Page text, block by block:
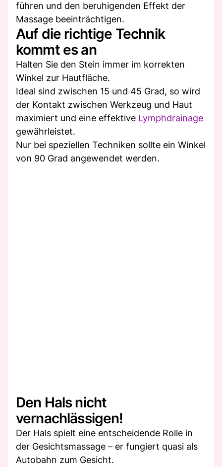
führen und den beruhigenden Effekt der
Massage beeinträchtigen.
Auf die richtige Technik
kommt es an
Halten Sie den Stein immer im korrekten
Winkel zur Hautfläche.
Ideal sind zwischen 15 und 45 Grad, so wird
der Kontakt zwischen Werkzeug und Haut
maximiert und eine effektive Lymphdrainage
gewährleistet.
Nur bei speziellen Techniken sollte ein Winkel
von 90 Grad angewendet werden.
Den Hals nicht
vernachlässigen!
Der Hals spielt eine entscheidende Rolle in
der Gesichtsmassage – er fungiert quasi als
Autobahn zum Gesicht.